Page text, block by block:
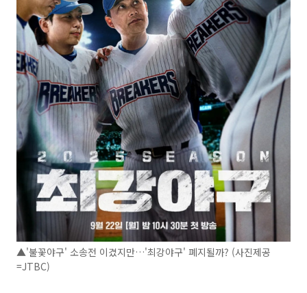
▲'불꽃야구' 소송전 이겼지만…'최강야구' 폐지될까? (사진제공
=JTBC)